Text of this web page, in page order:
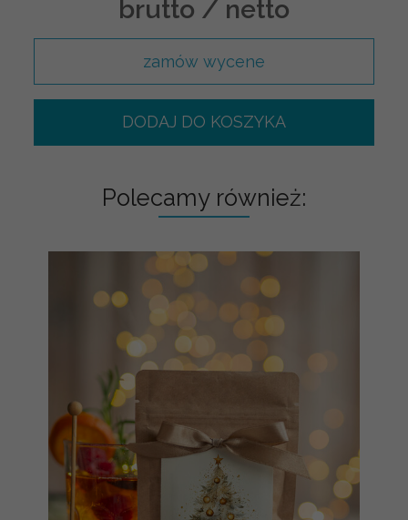
brutto / netto
zamów wycene
DODAJ DO KOSZYKA
Polecamy również: